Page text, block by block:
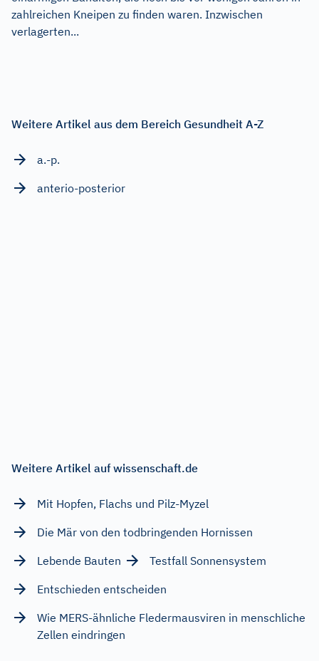
zahlreichen Kneipen zu finden waren. Inzwischen
verlagerten...
Weitere Artikel aus dem Bereich Gesundheit A-Z
a.-p.
anterio-posterior
Weitere Artikel auf wissenschaft.de
Mit Hopfen, Flachs und Pilz-Myzel
Die Mär von den todbringenden Hornissen
Lebende Bauten
Testfall Sonnensystem
Entschieden entscheiden
Wie MERS-ähnliche Fledermausviren in menschliche
Zellen eindringen